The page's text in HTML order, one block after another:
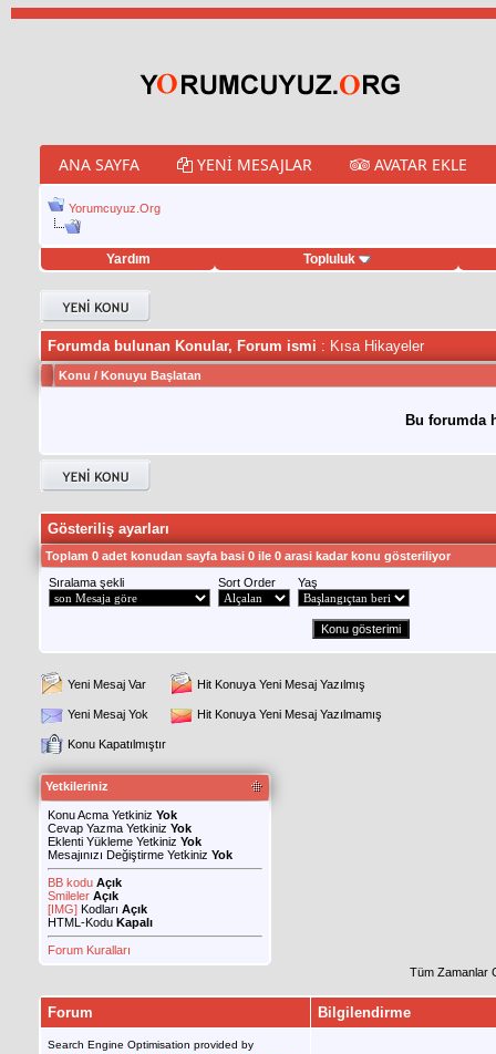
ANA SAYFA YENI MESAJLAR AVATAR EKLE
Yorumcuyuz.Org
Yardım Topluluk
hilesi
Forumda bulunan Konular, Forum ismi : Kısa Hikayeler
Konu / Konuyu Başlatan
Bu forumda
Gösteriliş ayarları
Toplam 0 adet konudan sayfa basi 0 ile 0 arasi kadar konu gösteriliyor
Sıralama şekli
Sort Order Yaş
Yeni Mesaj Var Hit Konuya Yeni Mesaj Yazılmış
Yeni Mesaj Yok Hit Konuya Yeni Mesaj Yazılmamış
Konu Kapatılmıştır
Yetkileriniz
Konu Acma Yetkiniz Yok
Cevap Yazma Yetkiniz Yok
Eklenti Yükleme Yetkiniz Yok
Mesajınızı Değiştirme Yetkiniz Yok
BB kodu Açık
Smileler Açık
[IMG] Kodları Açık
HTML-Kodu Kapalı
Forum Kuralları
Tüm Zamanlar
Forum Bilgilendirme
Search Engine Optimisation provided by